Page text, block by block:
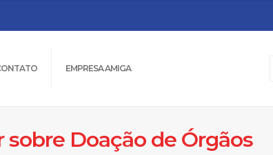
EMPRESA AMIGA
Doação de Órgãos